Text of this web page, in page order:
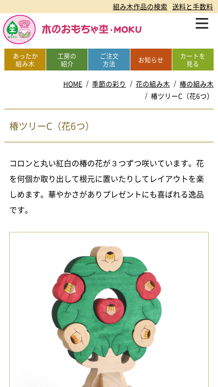
組み木作品の検索 送料と手数料
あったか
組み木
工房の
紹介
ご注文
方法
お知らせ
カートを
見る
HOME 季節の彩り 花の組み木
椿の組み木
椿ツリーC（花6つ）
椿ツリーC（花6つ）
コロンと丸い紅白の椿の花が３つずつ咲いています。花
を何個か取り出して根元に置いたりしてレイアウトを楽
しめます。華やかさがありプレゼントにも喜ばれる逸品
です。